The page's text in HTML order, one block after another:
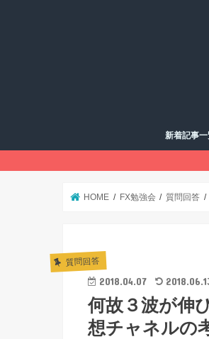
新着記事
HOME FX勉強会 質問回答
質問回答
2018.04.07
何故３波が伸
想チャネルの